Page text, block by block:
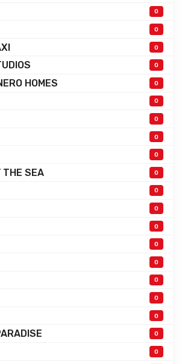
0
0
0
0
HOMES 0
0
0
0
0
THE SEA 0
0
0
0
0
0
0
0
0
0
0